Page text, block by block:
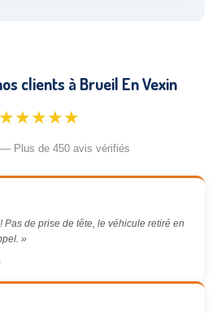
clients à Brueil En Vexin
★★★★★
Plus de 450 avis vérifiés
Pas de prise de tête, le véhicule retiré en
»